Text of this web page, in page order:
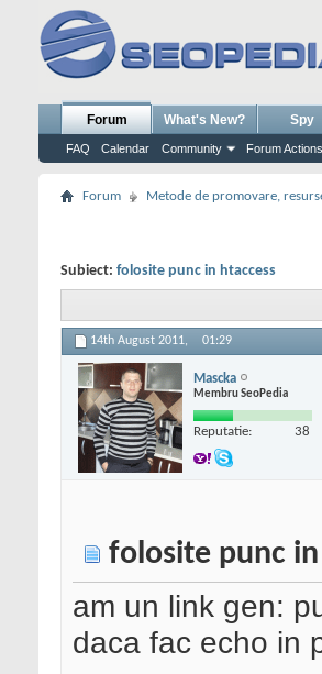
Forum
FAQ Calendar Community Forum Actions
What's New? Spy
Forum Metode de promovare,
Subiect: folosite punc in htaccess
14th August 2011, 01:29
Mascka
Membru SeoPedia
Reputatie: 38
folosite punc
am un link gen:
daca fac echo in